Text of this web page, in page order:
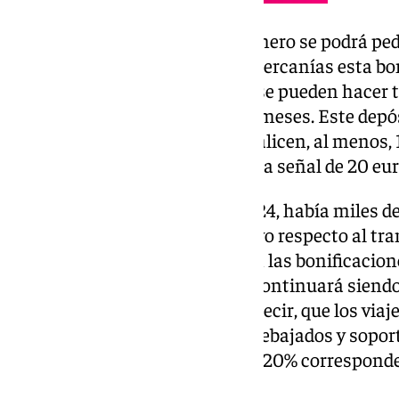
De este modo, a partir del 1 de enero se podrá
en la aplicación que existe del Cercanías esta
se deja una señal de 10 euros y se pueden
quieran durante los siguientes meses. Este
cabo de los meses cuando se realicen, al
Media Distancia, se abonará una señal de 20
A pocos días de que acabara 2024, había miles
iba a ser la solución del Ejecutivo respecto al
manera, el Gobierno reincide en las
Podemos con una medida que continuará
servicios de autobús y tren. Es decir, que los
autobuses y el Metro seguirán rebajados y
descuento mientras que el otro 20%